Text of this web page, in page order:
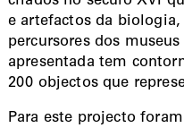
e artefactos da
percursores dos
apresentada tem
200 objectos que
Para este projecto